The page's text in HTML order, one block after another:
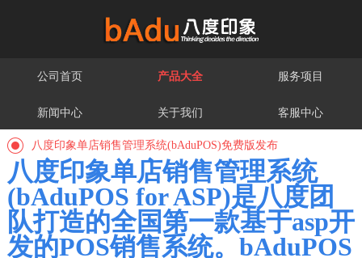
公司首页 产品大全 服务项目
新闻中心 关于我们 客服中心
八度印象单店销售管理系统(bAduPOS)免费版发布
八度印象单店销售管理系统
(bAduPOS for ASP)是八度团
队打造的全国第一款基于asp开
发的POS销售系统。bAduPOS